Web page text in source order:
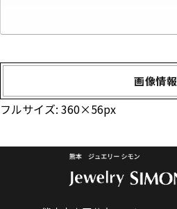
画像情報
フルサイズ: 360×56px